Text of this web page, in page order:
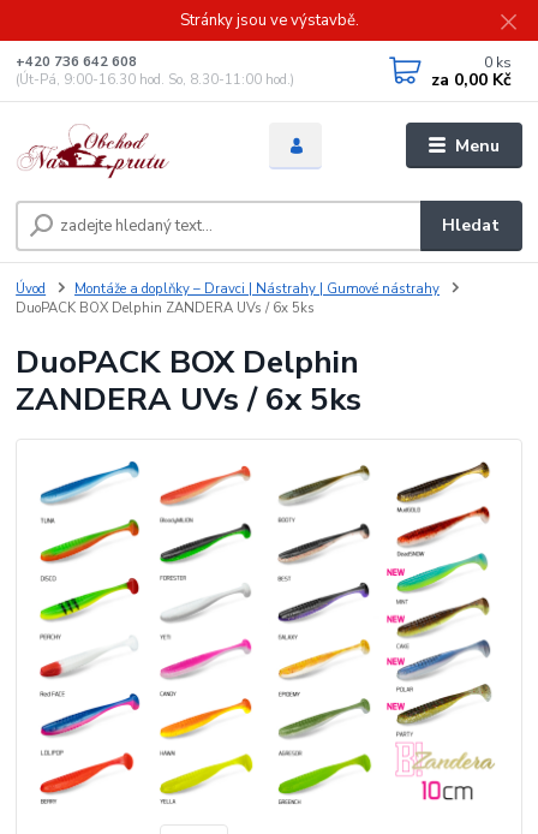
Stránky jsou ve výstavbě.
Menu
Hledat
+420 736 642 608
(Út-Pá, 9:00-16.30 hod. So, 8.30-11:00 hod.)
0 ks
za 0,00 Kč
Úvod
Montáže a doplňky – Dravci | Nástrahy | Gumové nástrahy
DuoPACK BOX Delphin ZANDERA UVs / 6x 5ks
DuoPACK BOX Delphin
ZANDERA UVs / 6x 5ks